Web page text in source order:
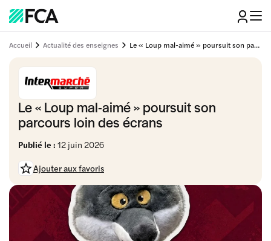
Accueil Actualité des enseignes Le « Loup mal-aimé » poursuit son parcours loin des écrans
Le « Loup mal-aimé » poursuit son
parcours loin des écrans
Publié le : 12 juin 2026
Ajouter aux favoris